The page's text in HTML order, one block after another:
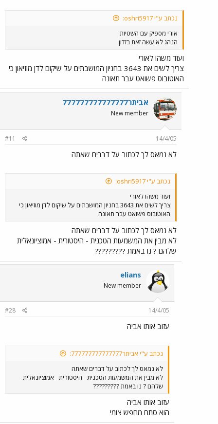
נכתב ע"י oshri5917:
אורי מספיק עם השטיות
הנהג לא עשה זאת בזדון
ועוד משהו לאורי
צריך לשים את 3643 בחניון המושבתים על שיקום לדן מוזיאון כי
האוטובוס פשואט עבר תאונה
אביתר777777777777777
New member
14/4/05
#11
לא נמאס לך לכתוב על דברים שאתה
נכתב ע"י oshri5917:
ועוד משהו לאורי
צריך לשים את 3643 בחניון המושבתים על שיקום לדן מוזיאון כי
האוטובוס פשואט עבר תאונה
לא נמאס לך לכתוב על דברים שאתה
לא מבין את המשמעות הטכנית - היסטורית - אמוציונאלית
שלהם ? נו באמת ?????????
elians
New member
14/4/05
#28
עזוב אותו אביה
נכתב ע"י אביתר777777777777777:
לא נמאס לך לכתוב על דברים שאתה
לא מבין את המשמעות הטכנית - היסטורית - אמוציונאלית
שלהם ? נו באמת ?????????
עזוב אותו אביה
הוא סתם מחפש צומי